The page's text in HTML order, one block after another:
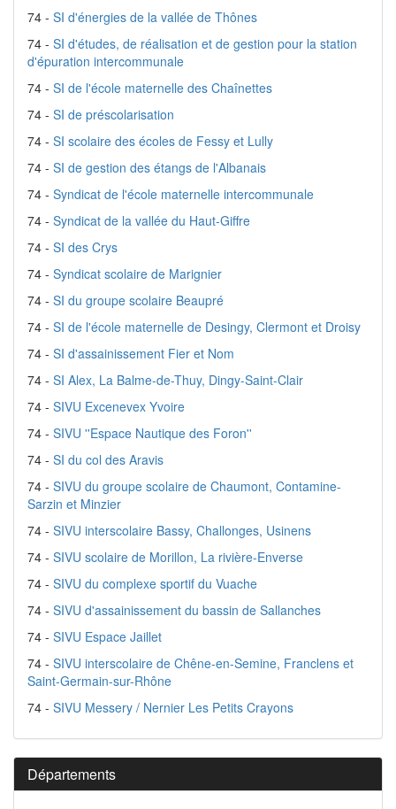
74 - SI d'énergies de la vallée de Thônes
74 - SI d'études, de réalisation et de gestion pour la station
d'épuration intercommunale
74 - SI de l'école maternelle des Chaînettes
74 - SI de préscolarisation
74 - SI scolaire des écoles de Fessy et Lully
74 - SI de gestion des étangs de l'Albanais
74 - Syndicat de l'école maternelle intercommunale
74 - Syndicat de la vallée du Haut-Giffre
74 - SI des Crys
74 - Syndicat scolaire de Marignier
74 - SI du groupe scolaire Beaupré
74 - SI de l'école maternelle de Desingy, Clermont et Droisy
74 - SI d'assainissement Fier et Nom
74 - SI Alex, La Balme-de-Thuy, Dingy-Saint-Clair
74 - SIVU Excenevex Yvoire
74 - SIVU ''Espace Nautique des Foron''
74 - SI du col des Aravis
74 - SIVU du groupe scolaire de Chaumont, Contamine-
Sarzin et Minzier
74 - SIVU interscolaire Bassy, Challonges, Usinens
74 - SIVU scolaire de Morillon, La rivière-Enverse
74 - SIVU du complexe sportif du Vuache
74 - SIVU d'assainissement du bassin de Sallanches
74 - SIVU Espace Jaillet
74 - SIVU interscolaire de Chêne-en-Semine, Franclens et
Saint-Germain-sur-Rhône
74 - SIVU Messery / Nernier Les Petits Crayons
Départements